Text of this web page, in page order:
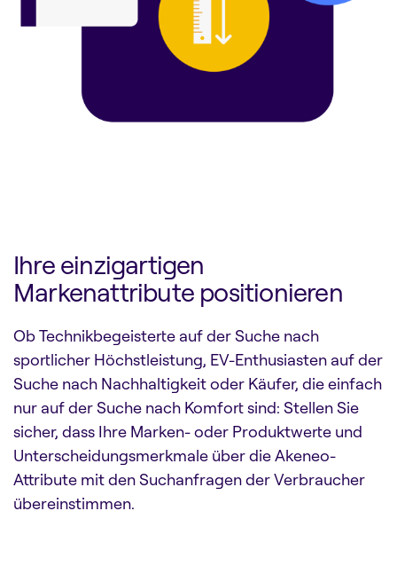
Ihre einzigartigen
Markenattribute positionieren
Ob Technikbegeisterte auf der Suche nach
sportlicher Höchstleistung, EV-Enthusiasten auf der
Suche nach Nachhaltigkeit oder Käufer, die einfach
nur auf der Suche nach Komfort sind: Stellen Sie
sicher, dass Ihre Marken- oder Produktwerte und
Unterscheidungsmerkmale über die Akeneo-
Attribute mit den Suchanfragen der Verbraucher
übereinstimmen.